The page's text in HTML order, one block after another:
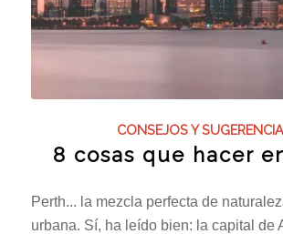
CONSEJOS Y
8 cosas que hacer
Perth... la mezcla perfecta de
urbana. Sí, ha leído bien: la capital de